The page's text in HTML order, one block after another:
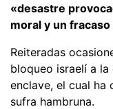
«desastre
moral y un
Reiteradas
bloqueo israelí a
enclave, el cual ha
sufra hambruna.